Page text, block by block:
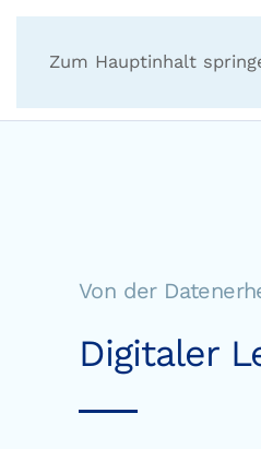
Zum Hauptinhalt
Von der
Digitaler